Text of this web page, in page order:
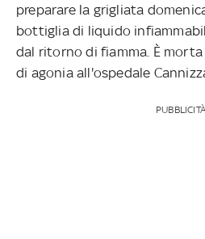
preparare la grigliata
bottiglia di liquido
dal ritorno di fiamma. È
di agonia all'ospedale
PUBBLICITÀ